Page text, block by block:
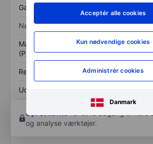
Acceptér alle cookies
Kun nødvendige cookies
Administrér cookies
Danmark
Gæld
Nøgletal
Markedsværdi/omsætning
(P/S)
XXXXXXX
Resultat pr. aktie (EPS) XXXXXXX
Udbytte pr. aktie
Opret konto
og analyse værktøjer.